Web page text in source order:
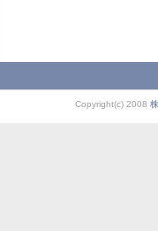
Copyright(c) 2008